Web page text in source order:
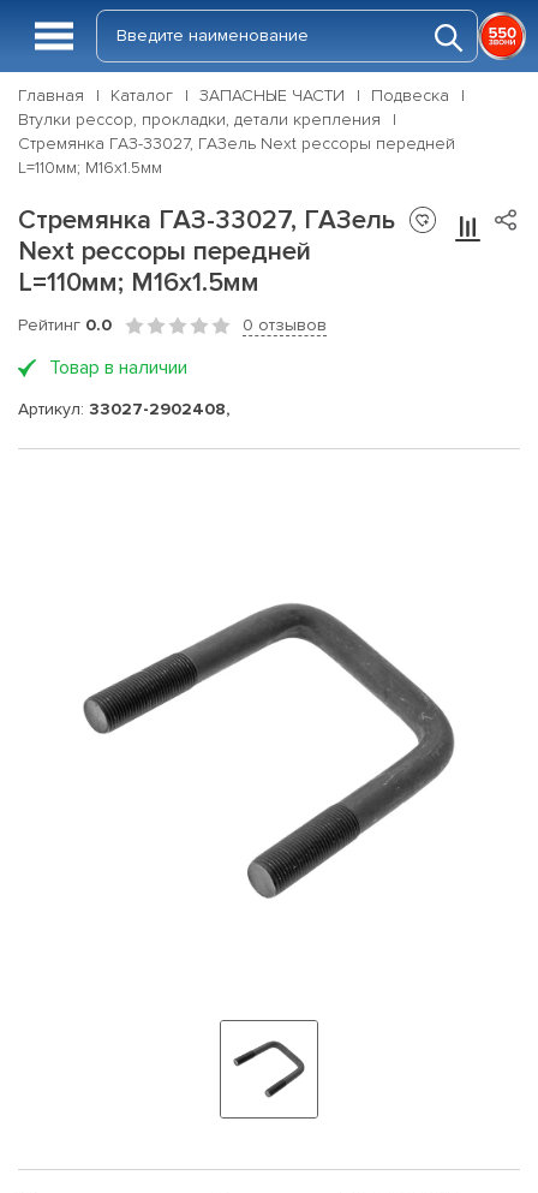
Главная Каталог ЗАПАСНЫЕ ЧАСТИ
Подвеска
Втулки рессор, прокладки, детали крепления
Стремянка ГАЗ-33027, ГАЗель Next рессоры передней
L=110мм; М16х1.5мм
Стремянка ГАЗ-33027, ГАЗель
Next рессоры передней
L=110мм; М16х1.5мм
Рейтинг 0.0 0 отзывов
Товар в наличии
Артикул: 33027-2902408,